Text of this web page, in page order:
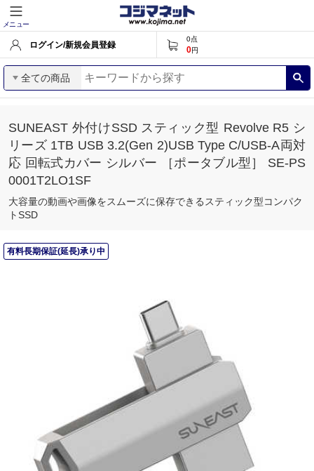
メニュー
ログイン/新規会員登録
0点
0円
全ての商品
SUNEAST 外付けSSD スティック型 Revolve R5 シ
リーズ 1TB USB 3.2(Gen 2)USB Type C/USB-A両対
応 回転式カバー シルバー ［ポータブル型］ SE-PS
0001T2LO1SF
大容量の動画や画像をスムーズに保存できるスティック型コンパク
トSSD
有料長期保証(延長)承り中